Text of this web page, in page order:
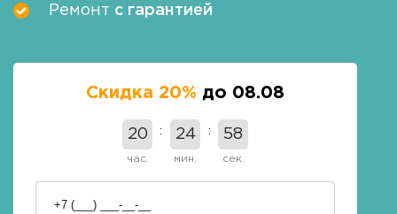
Ремонт с гарантией
Скидка 20% до 08.08
20
час.
24
мин.
57
сек.